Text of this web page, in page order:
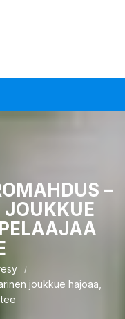
–
JOUKKUE
joukkue hajoaa,